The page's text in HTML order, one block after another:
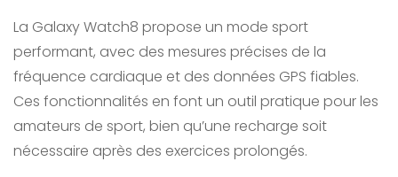
La Galaxy Watch8 propose un mode sport
performant, avec des mesures précises de la
fréquence cardiaque et des données GPS fiables.
Ces fonctionnalités en font un outil pratique pour les
amateurs de sport, bien qu’une recharge soit
nécessaire après des exercices prolongés.